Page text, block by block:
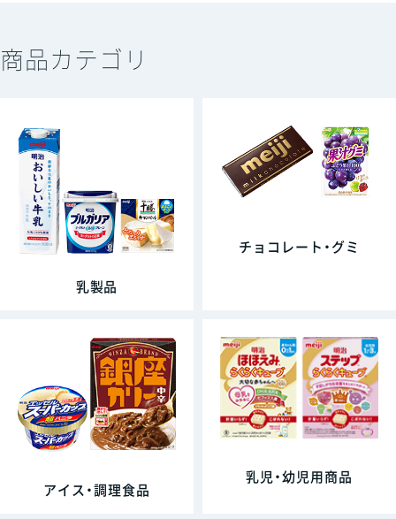
商品カテゴリ
乳製品
チョコレート・グミ
アイス・調理食品
乳児・幼児用商品